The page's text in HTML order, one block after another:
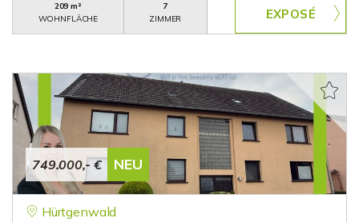
209 m²
WOHNFLÄCHE
7
ZIMMER
749.000,- € NEU
Hürtgenwald